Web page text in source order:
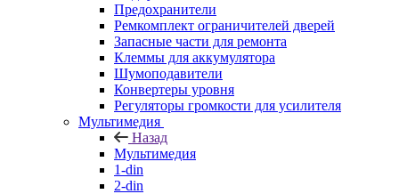
Предохранители
Ремкомплект ограничителей дверей
Запасные части для ремонта
Клеммы для аккумулятора
Шумоподавители
Конвертеры уровня
Регуляторы громкости для усилителя
Мультимедия
Назад
Мультимедия
1-din
2-din